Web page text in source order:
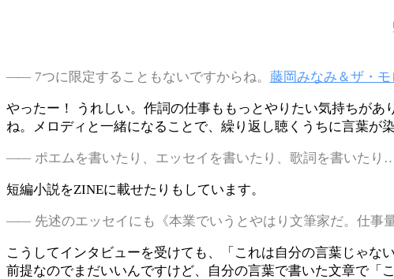
7つに限定することもないですからね。 藤岡みなみ＆ザ・
やったー！ うれしい。作詞の仕事ももっとやりたい気持ちが
ね。メロディと一緒になることで、繰り返し聴くうちに言葉が
ポエムを書いたり、エッセイを書いたり、歌詞を書いたり
短編小説をZINEに載せたりもしています。
先述のエッセイにも《本業でいうとやはり文筆家だ。仕事
こうしてインタビューを受けても、「これは自分の言葉じゃ
前提なのでまだいいんですけど、自分の言葉で書いた文章で